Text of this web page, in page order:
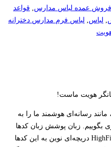
فروش عمده لباس مدارس, قواعد
, لباس, لباس فرم مدارس دخترانه
هویت ماست!
رسانه‌ای هوشمند ما را به
بگوییم. زبان پوشش زبان کدها
(قواعد) است. متخصصان حرفه‌ای در HighFit دریچه‌ای نوین به این کدها